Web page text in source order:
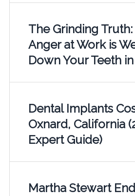
The Grinding
Anger at Work is
Down Your Teeth
Dental Implants
Oxnard, California
Expert Guide)
Martha Stewart